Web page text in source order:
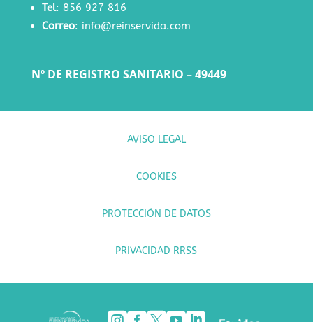
Tel: 856 927 816
Correo: info@reinservida.com
Nº DE REGISTRO SANITARIO – 49449
AVISO LEGAL
COOKIES
PROTECCIÓN DE DATOS
PRIVACIDAD RRSS